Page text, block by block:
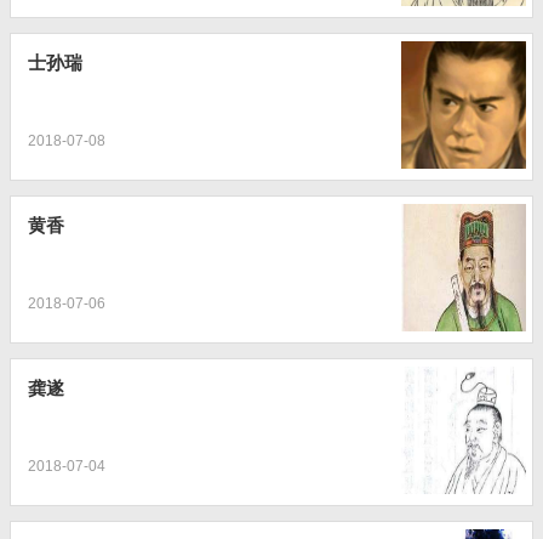
士孙瑞
2018-07-08
黄香
2018-07-06
龚遂
2018-07-04